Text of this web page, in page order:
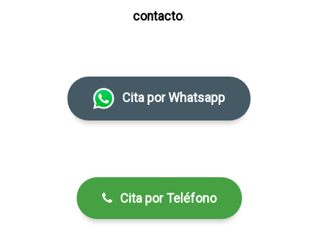
contacto.
Cita por Whatsapp
Cita por Teléfono